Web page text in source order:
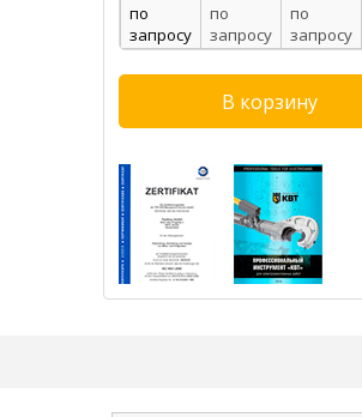
по
запросу
по
запросу
по
запросу